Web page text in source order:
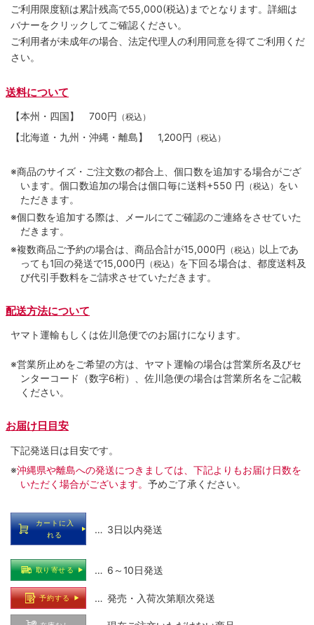
ご利用限度額は累計残高で55,000(税込)までとなります。詳細は
バナーをクリックしてご確認ください。
ご利用者が未成年の場合、法定代理人の利用同意を得てご利用くだ
さい。
送料について
【本州・四国】 700円 （税込）
【北海道・九州・沖縄・離島】 1,200円 （税込）
※商品のサイズ・ご注文数の都合上、個口数を追加する場合がござ
います。個口数追加の場合は個口毎に送料+550 円 （税込） をい
ただきます。
※個口数を追加する際は、メールにてご確認のご連絡をさせていた
だきます。
※複数商品ご予約の場合は、商品合計が15,000円 （税込） 以上であ
っても1回の発送で15,000円 （税込） を下回る場合は、都度送料及
び代引手数料をご請求させていただきます。
配送方法について
ヤマト運輸もしくは佐川急便でのお届けになります。
※営業所止めをご希望の方は、ヤマト運輸の場合は営業所名及びセ
ンターコード（数字6桁）、佐川急便の場合は営業所名をご記載
ください。
お届け日目安
下記発送日は目安です。
※沖縄県や離島への発送につきましては、下記よりもお届け日数を
いただく場合がございます。 予めご了承ください。
カートに入
れる
… 3日以内発送
取り寄せる … 6～10日発送
予約する … 発売・入荷次第順次発送